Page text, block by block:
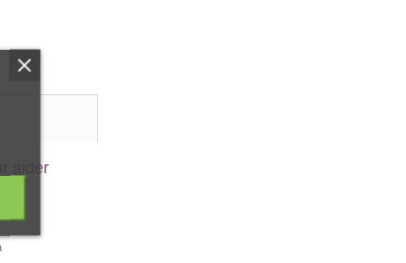
aider